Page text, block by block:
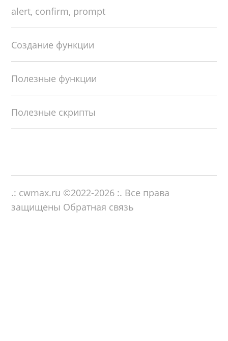
alert, confirm, prompt
Создание функции
Полезные функции
Полезные скрипты
.: cwmax.ru ©2022-2026 :. Все права
защищены Обратная связь